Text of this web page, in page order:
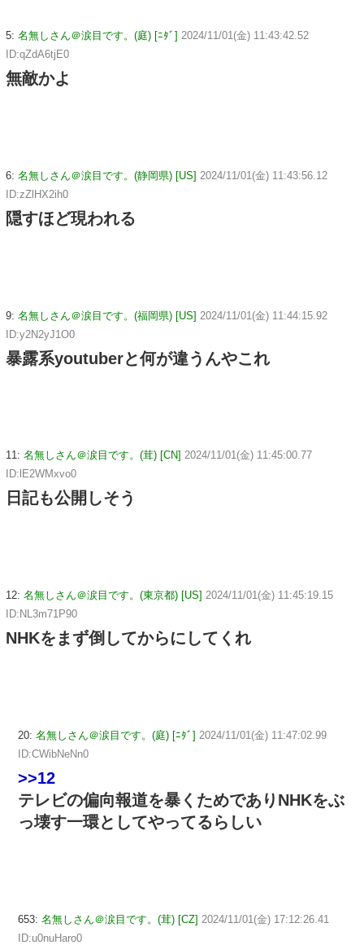
5: 名無しさん＠涙目です。(庭) [ﾆﾀﾞ] 2024/11/01(金) 11:43:42.52
ID:qZdA6tjE0
無敵かよ
6: 名無しさん＠涙目です。(静岡県) [US] 2024/11/01(金) 11:43:56.12
ID:zZlHX2ih0
隠すほど現われる
9: 名無しさん＠涙目です。(福岡県) [US] 2024/11/01(金) 11:44:15.92
ID:y2N2yJ1O0
暴露系youtuberと何が違うんやこれ
11: 名無しさん＠涙目です。(茸) [CN] 2024/11/01(金) 11:45:00.77
ID:lE2WMxvo0
日記も公開しそう
12: 名無しさん＠涙目です。(東京都) [US] 2024/11/01(金) 11:45:19.15
ID:NL3m71P90
NHKをまず倒してからにしてくれ
20: 名無しさん＠涙目です。(庭) [ﾆﾀﾞ] 2024/11/01(金) 11:47:02.99
ID:CWibNeNn0
>>12
テレビの偏向報道を暴くためでありNHKをぶ
っ壊す一環としてやってるらしい
653: 名無しさん＠涙目です。(茸) [CZ] 2024/11/01(金) 17:12:26.41
ID:u0nuHaro0